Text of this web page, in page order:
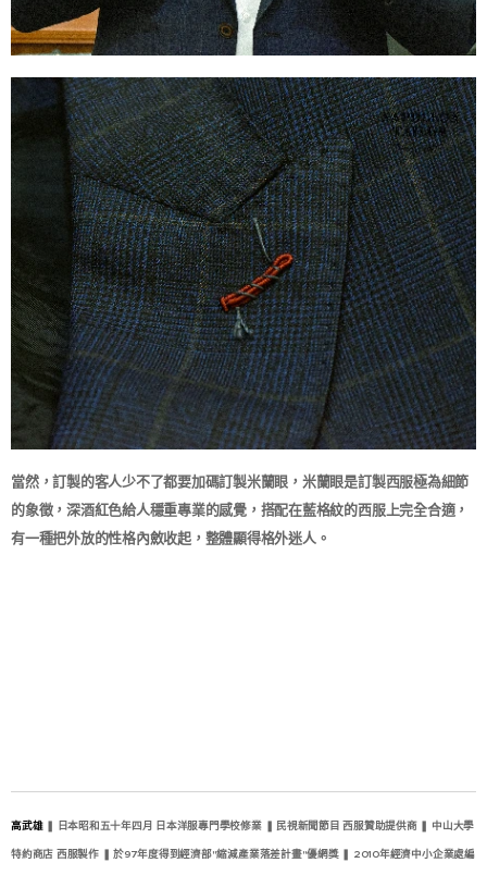
當然，訂製的客人少不了都要加碼訂製米蘭眼，米蘭眼是訂製西服極為細節
的象徵，深酒紅色給人穩重專業的感覺，搭配在藍格紋的西服上完全合適，
有一種把外放的性格內斂收起，整體顯得格外迷人。
高武雄 ❚ 日本昭和五十年四月 日本洋服專門學校修業 ❚ 民視新聞節目 西服贊助提供商 ❚ 中山大學
特約商店 西服製作 ❚ 於97年度得到經濟部"縮減產業落差計畫"優網獎 ❚ 2010年經濟中小企業處編